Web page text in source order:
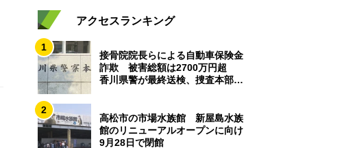
アクセスランキング
1
接骨院院長らによる自動車保険金
詐欺 被害総額は2700万円超
香川県警が最終送検、捜査本部解
2
高松市の市場水族館 新屋島水族
館のリニューアルオープンに向け
9月28日で閉館